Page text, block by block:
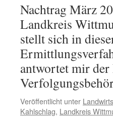
Nachtrag März
Landkreis
stellt sich in
antwortet mir
Veröffentlicht unter
Kahlschlag, Landkreis